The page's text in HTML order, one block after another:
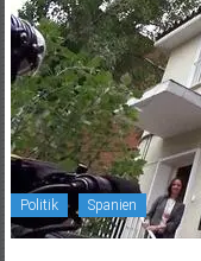
Politik Spanien